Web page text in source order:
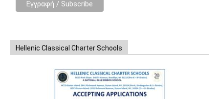
Hellenic Classical Charter Schools